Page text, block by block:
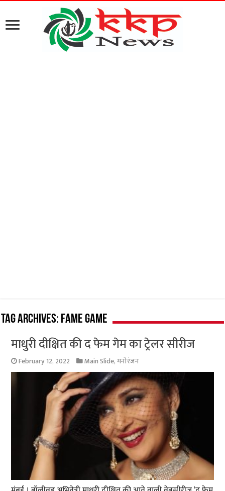
Tag Archives: Fame Game
माधुरी दीक्षित की द फेम गेम का ट्रेलर सीरीज
February 12, 2022 Main Slide,मनोरंजन